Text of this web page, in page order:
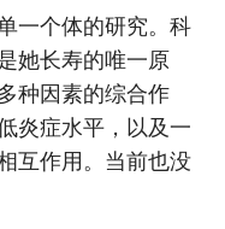
一个体的研究。科
她长寿的唯一原
种因素的综合作
炎症水平，以及一
互作用。当前也没